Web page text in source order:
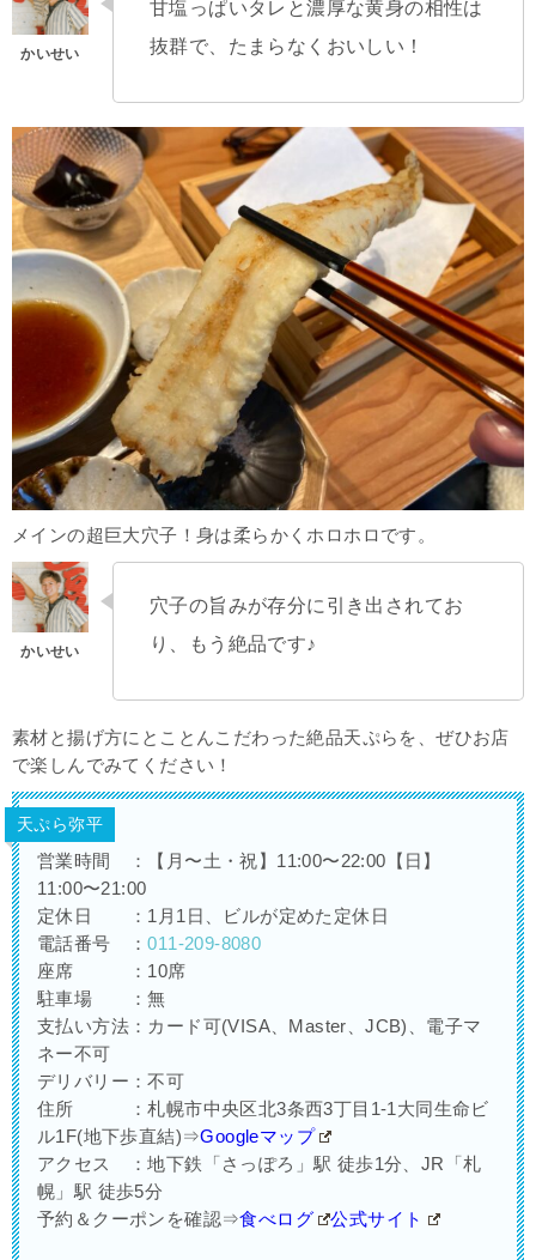
甘塩っぱいタレと濃厚な黄身の相性は
抜群で、たまらなくおいしい！
メインの超巨大穴子！身は柔らかくホロホロです。
穴子の旨みが存分に引き出されてお
り、もう絶品です♪
素材と揚げ方にとことんこだわった絶品天ぷらを、ぜひお店
で楽しんでみてください！
天ぷら弥平
営業時間 ：【月〜土・祝】11:00〜22:00【日】
11:00〜21:00
定休日 ：1月1日、ビルが定めた定休日
電話番号 ：011-209-8080
座席 ：10席
駐車場 ：無
支払い方法：カード可(VISA、Master、JCB)、電子マ
ネー不可
デリバリー：不可
住所 ：札幌市中央区北3条西3丁目1-1大同生命ビ
ル1F(地下歩直結)⇒Googleマップ
アクセス ：地下鉄「さっぽろ」駅 徒歩1分、JR「札
幌」駅 徒歩5分
予約＆クーポンを確認⇒食べログ 公式サイト